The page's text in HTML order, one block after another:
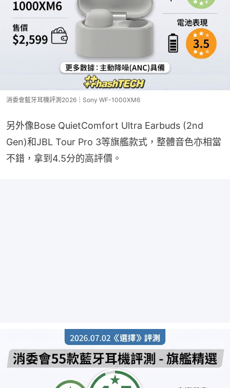
消委會藍牙耳機評測2026｜Sony WF-1000XM6
另外像Bose QuietComfort Ultra Earbuds (2nd
Gen)和JBL Tour Pro 3等旗艦款式，整體音色亦相當
不錯，拿到4.5分的高評價。